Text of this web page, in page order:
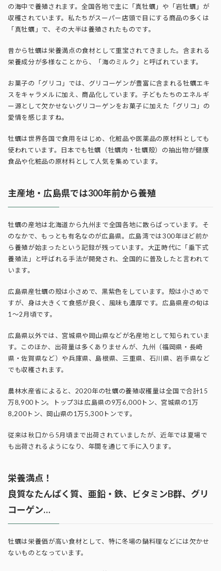
の海中で養殖されます。全国各地で主に「真牡蠣」や「岩牡蠣」が
収穫されています。私たちがスーパー店頭で目にする商品の多くは
「真牡蠣」で、その大半は養殖されたものです。
昔から牡蠣は栄養満点の食材として重宝されてきました。含まれる
栄養成分が多様なことから、「海のミルク」と呼ばれています。
お菓子の「グリコ」では、グリコーゲンが豊富に含まれる牡蠣エキ
スをキャラメルに加え、商品化しています。子どもたちのエネルギ
ー源として欠かせないグリコーゲンをお菓子に加えた「グリコ」の
愛情を感じますね。
牡蠣は世界各国で食用をはじめ、化粧品や医薬品の原材料としても
使われています。日本でも牡蠣（牡蠣肉・牡蠣殻）の抽出物が健康
食品や化粧品の原材料として人気を集めています。
主産地・広島県では300年前から養殖
牡蠣の産地は北海道から九州まで全国各地に散らばっています。そ
のなかで、もっとも有名なのが広島県。広島湾では300年ほど前か
ら養殖が始まったという記録が残っています。大正時代に「垂下式
養殖法」と呼ばれる手法が開発され、全国的に普及したと言われて
います。
広島県産牡蠣の殻は小さめで、黒紫色をしています。殻は小さめで
すが、身は大きくて食感が良く、風味も濃厚です。広島県産の旬は
1～2月頃です。
広島県以外では、宮城県や岡山県などが名産地として知られていま
す。このほか、出荷量は多くありませんが、九州（福岡県・長崎
県・佐賀県など）や兵庫県、島根県、三重県、石川県、岩手県など
でも収穫されます。
農林水産省によると、2020年の牡蠣の養殖収穫量は全国で合計15
万8,900トン。トップ3は広島県の9万6,000トン、宮城県の1万
8,200トン、岡山県の1万5,300トンです。
従来は秋口から5月頃まで出荷されていましたが、近年では夏場で
も出荷されるようになり、年間を通じて手に入ります。
栄養満点！
良質なたんぱく質、亜鉛・鉄、ビタミンB群、グリ
コーゲン…
牡蠣は栄養価が高い食材として、特に冬場の鍋料理などには欠かせ
ないものとなっています。